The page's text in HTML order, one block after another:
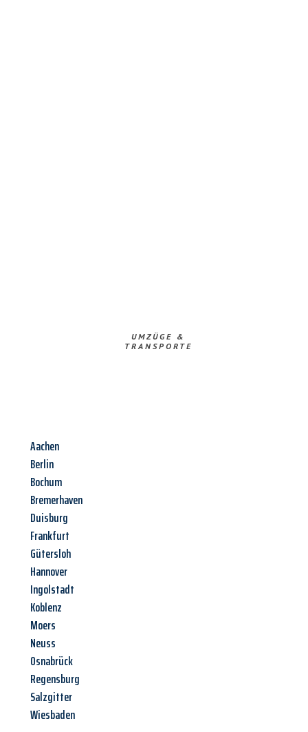
UMZÜGE &
TRANSPORTE
Aachen
Berlin
Bochum
Bremerhaven
Duisburg
Frankfurt
Gütersloh
Hannover
Ingolstadt
Koblenz
Moers
Neuss
Osnabrück
Regensburg
Salzgitter
Wiesbaden